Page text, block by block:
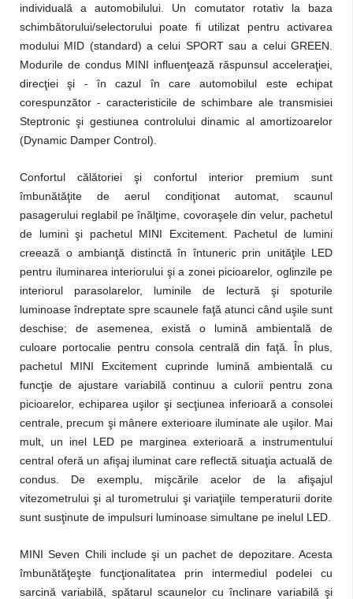
individuală a automobilului. Un comutator rotativ la baza
schimbătorului/selectorului poate fi utilizat pentru activarea
modului MID (standard) a celui SPORT sau a celui GREEN.
Modurile de condus MINI influenţează răspunsul acceleraţiei,
direcţiei şi - în cazul în care automobilul este echipat
corespunzător - caracteristicile de schimbare ale transmisiei
Steptronic şi gestiunea controlului dinamic al amortizoarelor
(Dynamic Damper Control).
Confortul călătoriei şi confortul interior premium sunt
îmbunătăţite de aerul condiţionat automat, scaunul
pasagerului reglabil pe înălţime, covoraşele din velur, pachetul
de lumini şi pachetul MINI Excitement. Pachetul de lumini
creează o ambianţă distinctă în întuneric prin unităţile LED
pentru iluminarea interiorului şi a zonei picioarelor, oglinzile pe
interiorul parasolarelor, luminile de lectură şi spoturile
luminoase îndreptate spre scaunele faţă atunci când uşile sunt
deschise; de asemenea, există o lumină ambientală de
culoare portocalie pentru consola centrală din faţă. În plus,
pachetul MINI Excitement cuprinde lumină ambientală cu
funcţie de ajustare variabilă continuu a culorii pentru zona
picioarelor, echiparea uşilor şi secţiunea inferioară a consolei
centrale, precum şi mânere exterioare iluminate ale uşilor. Mai
mult, un inel LED pe marginea exterioară a instrumentului
central oferă un afişaj iluminat care reflectă situaţia actuală de
condus. De exemplu, mişcările acelor de la afişajul
vitezometrului şi al turometrului şi variaţiile temperaturii dorite
sunt susţinute de impulsuri luminoase simultane pe inelul LED.
MINI Seven Chili include şi un pachet de depozitare. Acesta
îmbunătăţeşte funcţionalitatea prin intermediul podelei cu
sarcină variabilă, spătarul scaunelor cu înclinare variabilă şi